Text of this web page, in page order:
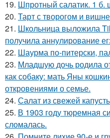
19. Шпротный салатик. 1 б.
20. Тарт с творогом и
21. Школьница выложила
получила аннулирование
22. Шаурма по-питерски,
23. Младшую дочь родила
как собаку: мать Яны
откровениями о семье.
24. Салат из свежей
25. В 1903 году тюремная
сломалась.